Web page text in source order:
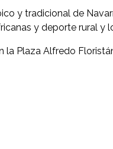
y tradicional de
y deporte rural y
la Plaza Alfredo